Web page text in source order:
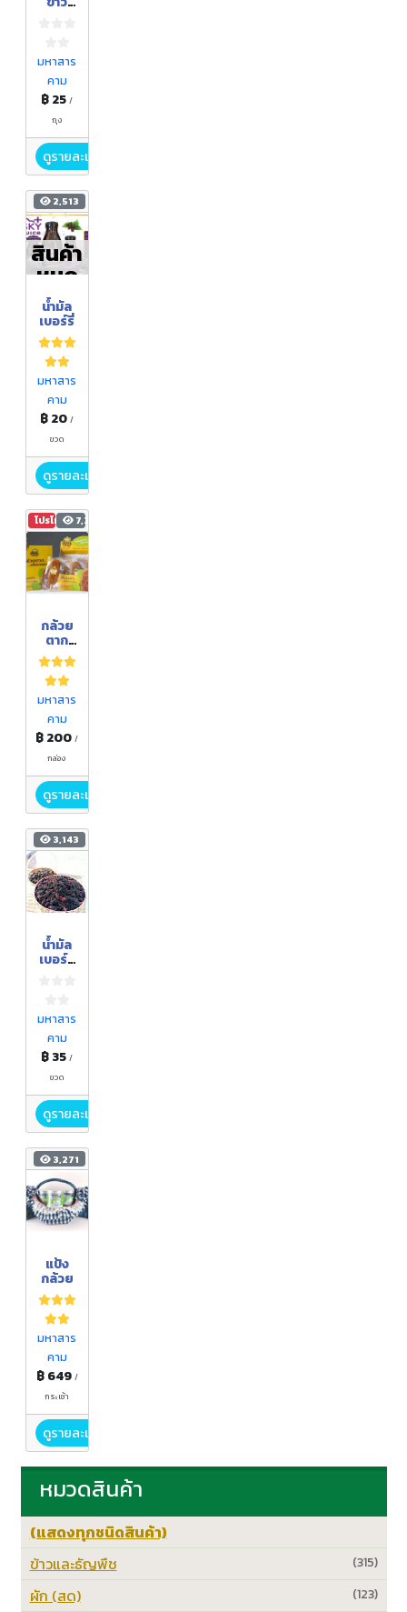
มหาสาร
คาม
฿ 25/
ถุง
ดูรายละเอียด
2,513
สินค้า
หมด
น้ำมัล
เบอร์รี่
มหาสาร
คาม
฿ 20/
ขวด
ดูรายละเอียด
โปรโมชัน 7,228
กล้วย
ตาก
เสียบ
ตอก
มหาสาร
คาม
฿ 200/
กล่อง
ดูรายละเอียด
3,143
น้ำมัล
เบอร์รี่
มหาสาร
คาม
฿ 35/
ขวด
ดูรายละเอียด
3,271
แป้ง
กล้วย
มหาสาร
คาม
฿ 649 /
กระเช้า
ดูรายละเอียด
หมวดสินค้า
(แสดงทุกชนิดสินค้า)
(315)
ข้าวและธัญพืช
(123)
ผัก (สด)